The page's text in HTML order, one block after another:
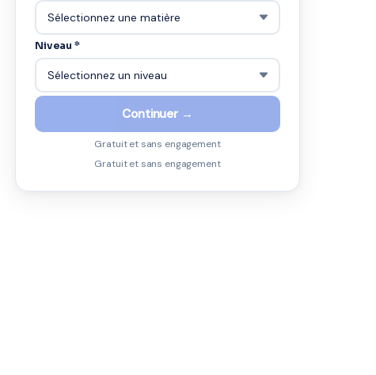
Niveau *
Continuer →
Gratuit et sans engagement
Gratuit et sans engagement